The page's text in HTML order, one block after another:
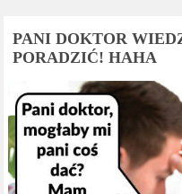
PANI DOKTOR
PORADZIĆ! HAHA